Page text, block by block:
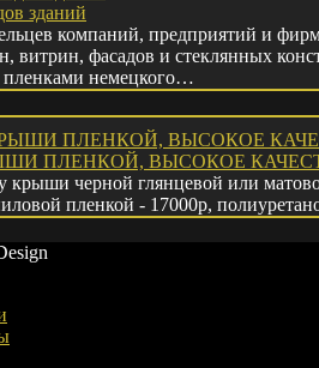
зданий
компаний, предприятий и
витрин, фасадов и стеклянных
немецкого…
ПЛЕНКОЙ, ВЫСОКОЕ
крыши черной глянцевой или
пленкой - 17000р,